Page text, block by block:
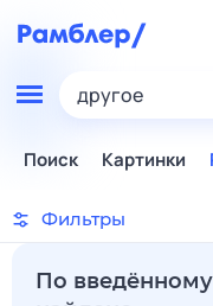
другое
Поиск Картинки
Фильтры
По